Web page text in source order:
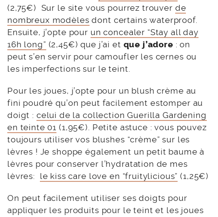
(2,75€) Sur le site vous pourrez trouver de
nombreux modèles dont certains waterproof.
Ensuite, j’opte pour un concealer “Stay all day
16h long” (2,45€) que j’ai et que j’adore : on
peut s’en servir pour camoufler les cernes ou
les imperfections sur le teint.
Pour les joues, j’opte pour un blush crème au
fini poudré qu’on peut facilement estomper au
doigt : celui de la collection Guerilla Gardening
en teinte 01 (1,95€). Petite astuce : vous pouvez
toujours utiliser vos blushes “crème” sur les
lèvres ! Je shoppe également un petit baume à
lèvres pour conserver l’hydratation de mes
lèvres: le kiss care love en “fruitylicious” (1,25€)
On peut facilement utiliser ses doigts pour
appliquer les produits pour le teint et les joues